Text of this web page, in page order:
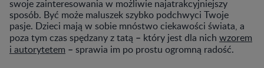
swoje zainteresowania w możliwie najatrakcyjniejszy
sposób. Być może maluszek szybko podchwyci Twoje
pasje. Dzieci mają w sobie mnóstwo ciekawości świata, a
poza tym czas spędzany z tatą – który jest dla nich wzorem
i autorytetem – sprawia im po prostu ogromną radość.